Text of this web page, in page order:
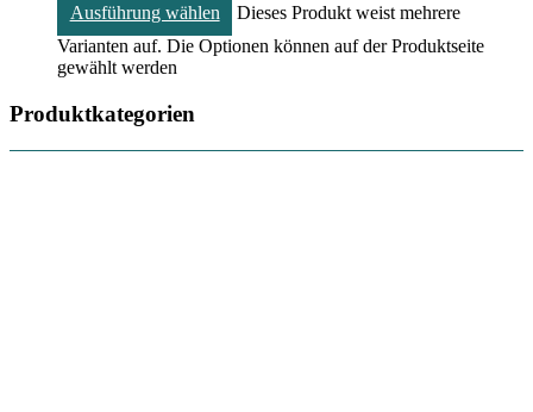
Ausführung wählen
Dieses Produkt weist mehrere
Varianten auf. Die Optionen können auf der Produktseite
gewählt werden
Produktkategorien